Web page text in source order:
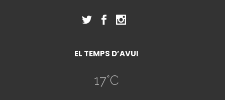
EL TEMPS D’AVUI
17°C